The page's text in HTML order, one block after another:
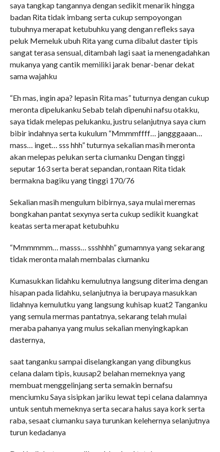
saya tangkap tangannya dengan sedikit menarik hingga
badan Rita tidak imbang serta cukup sempoyongan
tubuhnya merapat ketubuhku yang dengan refleks saya
peluk Memeluk ubuh Rita yang cuma dibalut daster tipis
sangat terasa sensual, ditambah lagi saat ia menengadahkan
mukanya yang cantik memiliki jarak benar-benar dekat
sama wajahku
“Eh mas, ingin apa? lepasin Rita mas” tuturnya dengan cukup
meronta dipelukanku Sebab telah dipenuhi nafsu otakku,
saya tidak melepas pelukanku, justru selanjutnya saya cium
bibir indahnya serta kukulum “Mmmmffff… jangggaaan…
mass… inget… sss hhh” tuturnya sekalian masih meronta
akan melepas pelukan serta ciumanku Dengan tinggi
seputar 163 serta berat sepandan, rontaan Rita tidak
bermakna bagiku yang tinggi 170/76
Sekalian masih mengulum bibirnya, saya mulai meremas
bongkahan pantat sexynya serta cukup sedikit kuangkat
keatas serta merapat ketubuhku
“Mmmmmm… masss… ssshhhh” gumamnya yang sekarang
tidak meronta malah membalas ciumanku
Kumasukkan lidahku kemulutnya langsung diterima dengan
hisapan pada lidahku, selanjutnya ia berupaya masukkan
lidahnya kemulutku yang langsung kuhisap kuat2 Tanganku
yang semula mermas pantatnya, sekarang telah mulai
meraba pahanya yang mulus sekalian menyingkapkan
dasternya,
saat tanganku sampai diselangkangan yang dibungkus
celana dalam tipis, kuusap2 belahan memeknya yang
membuat menggelinjang serta semakin bernafsu
menciumku Saya sisipkan jariku lewat tepi celana dalamnya
untuk sentuh memeknya serta secara halus saya kork serta
raba, sesaat ciumanku saya turunkan kelehernya selanjutnya
turun kedadanya